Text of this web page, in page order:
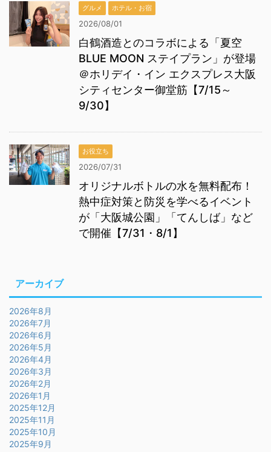
グルメ ホテル・お宿
2026/08/01
白鶴酒造とのコラボによる「夏空
BLUE MOON ステイプラン」が登場
＠ホリデイ・イン エクスプレス大阪
シティセンター御堂筋【7/15～
9/30】
お役立ち
2026/07/31
オリジナルボトルの水を無料配布！
熱中症対策と防災を学べるイベント
が「大阪城公園」「てんしば」など
で開催【7/31・8/1】
アーカイブ
2026年8月
2026年7月
2026年6月
2026年5月
2026年4月
2026年3月
2026年2月
2026年1月
2025年12月
2025年11月
2025年10月
2025年9月